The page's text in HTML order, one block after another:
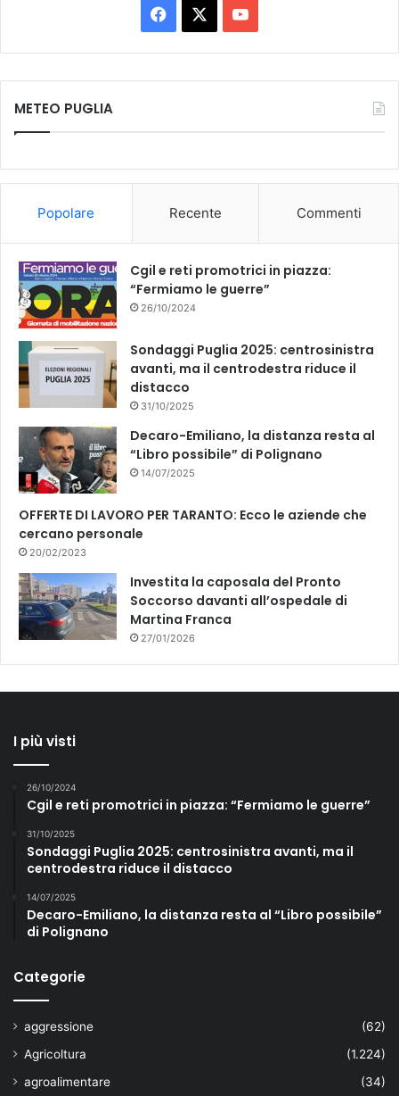
a
c
k
o
u
METEO PUGLIA
Popolare Recente Commenti
Cgil e reti promotrici in piazza:
“Fermiamo le guerre”
26/10/2024
Sondaggi Puglia 2025: centrosinistra
avanti, ma il centrodestra riduce il
distacco
31/10/2025
Decaro-Emiliano, la distanza resta al
“Libro possibile” di Polignano
14/07/2025
OFFERTE DI LAVORO PER TARANTO: Ecco le aziende che
cercano personale
20/02/2023
Investita la caposala del Pronto
Soccorso davanti all’ospedale di
Martina Franca
27/01/2026
I più visti
26/10/2024
Cgil e reti promotrici in piazza: “Fermiamo le guerre”
31/10/2025
Sondaggi Puglia 2025: centrosinistra avanti, ma il
centrodestra riduce il distacco
14/07/2025
Decaro-Emiliano, la distanza resta al “Libro possibile”
di Polignano
Categorie
aggressione
(62)
Agricoltura
(1.224)
agroalimentare
(34)